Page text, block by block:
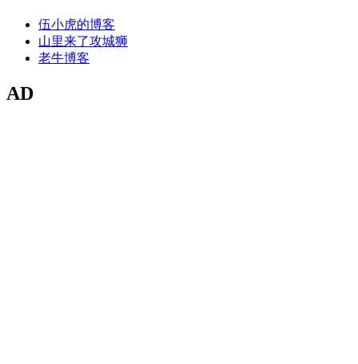
伍小虎的博客
山里来了攻城狮
老牛博客
AD